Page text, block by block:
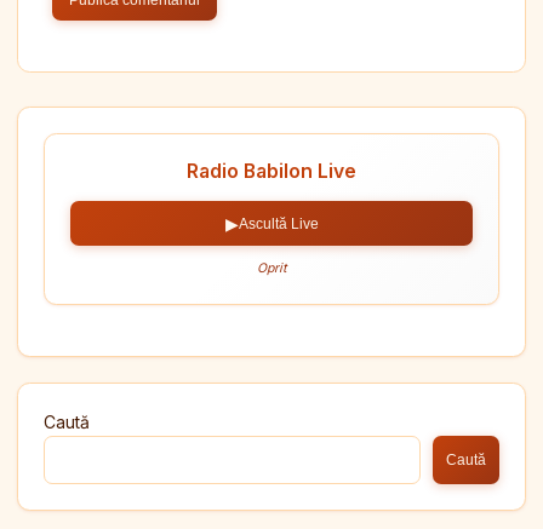
Radio Babilon Live
▶Ascultă Live
Oprit
Caută
Caută